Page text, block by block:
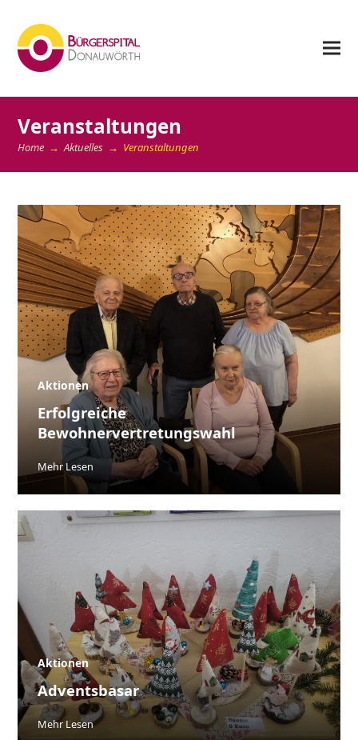
Veranstaltungen
Home → Aktuelles → Veranstaltungen
Aktionen
Erfolgreiche
Bewohnervertretungswahl
Mehr Lesen
Aktionen
Adventsbasar
Mehr Lesen